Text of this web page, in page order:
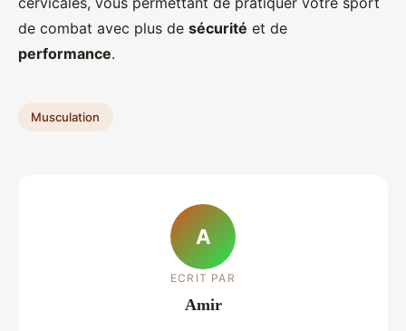
de combat avec plus de sécurité et de
performance.
Musculation
A
ECRIT PAR
Amir